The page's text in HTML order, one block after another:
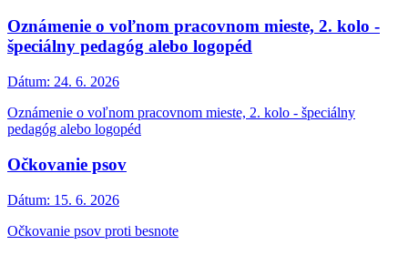
Oznámenie o voľnom pracovnom mieste, 2. kolo -
špeciálny pedagóg alebo logopéd
Dátum: 24. 6. 2026
Oznámenie o voľnom pracovnom mieste, 2. kolo - špeciálny
pedagóg alebo logopéd
Očkovanie psov
Dátum: 15. 6. 2026
Očkovanie psov proti besnote